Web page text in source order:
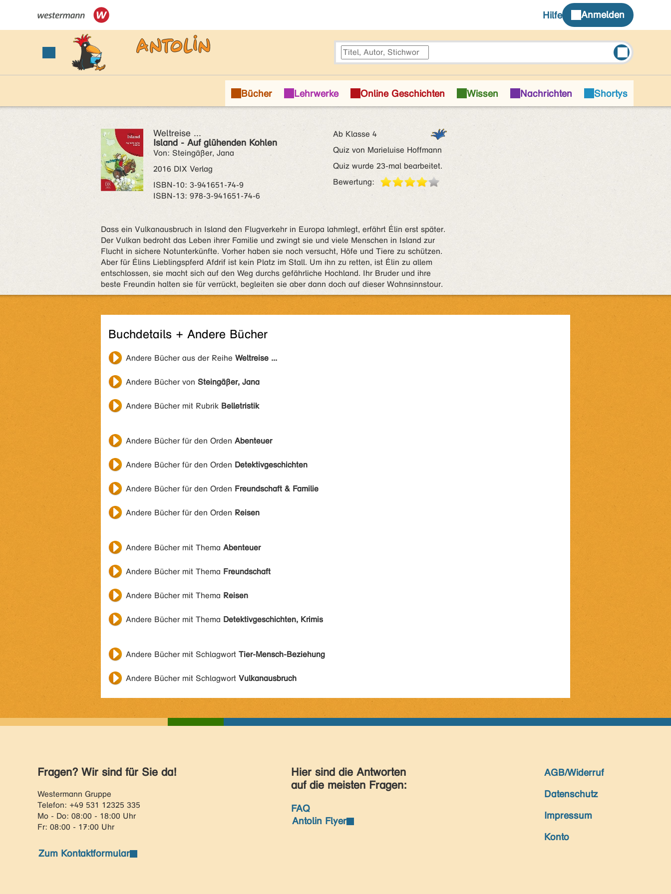
Weltreise ...
Island - Auf glühenden Kohlen
Von: Steingäßer, Jana
2016 DIX Verlag
ISBN‑10: 3-941651-74-9
ISBN‑13: 978-3-941651-74-6
Ab Klasse 4
Quiz von Marieluise Hoffmann
Quiz wurde 23-mal bearbeitet.
Bewertung:
Dass ein Vulkanausbruch in Island den Flugverkehr in Europa lahmlegt, erfährt Élin erst später.
Der Vulkan bedroht das Leben ihrer Familie und zwingt sie und viele Menschen in Island zur
Flucht in sichere Notunterkünfte. Vorher haben sie noch versucht, Höfe und Tiere zu schützen.
Aber für Élins Lieblingspferd Afdrif ist kein Platz im Stall. Um ihn zu retten, ist Élin zu allem
entschlossen, sie macht sich auf den Weg durchs gefährliche Hochland. Ihr Bruder und ihre
beste Freundin halten sie für verrückt, begleiten sie aber dann doch auf dieser Wahnsinnstour.
Buchdetails + Andere Bücher
Andere Bücher aus der Reihe Weltreise ...
Andere Bücher von Steingäßer, Jana
Andere Bücher mit Rubrik Belletristik
Andere Bücher für den Orden Abenteuer
Andere Bücher für den Orden Detektivgeschichten
Andere Bücher für den Orden Freundschaft & Familie
Andere Bücher für den Orden Reisen
Andere Bücher mit Thema Abenteuer
Andere Bücher mit Thema Freundschaft
Andere Bücher mit Thema Reisen
Andere Bücher mit Thema Detektivgeschichten, Krimis
Andere Bücher mit Schlagwort Tier-Mensch-Beziehung
Andere Bücher mit Schlagwort Vulkanausbruch